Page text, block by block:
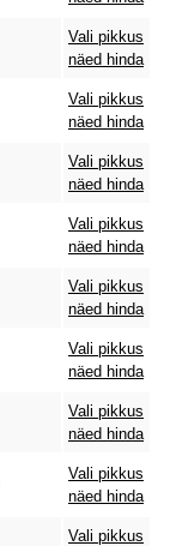
Vali pikkus
näed hinda
Vali pikkus
näed hinda
Vali pikkus
näed hinda
Vali pikkus
näed hinda
Vali pikkus
näed hinda
Vali pikkus
näed hinda
Vali pikkus
näed hinda
Vali pikkus
näed hinda
Vali pikkus